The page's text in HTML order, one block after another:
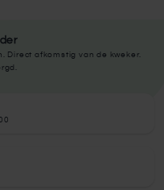
of
in de hoogte. Ze
ze zijn ook beschikbaar
opnieuw water te geven.
6 weken zonder water. In
Direct afkomstig van de kweker.